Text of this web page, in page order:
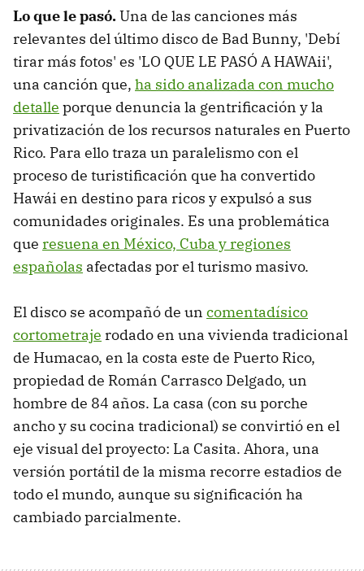
Lo que le pasó.Una de las canciones más
relevantes del último disco de Bad Bunny, 'Debí
tirar más fotos' es 'LO QUE LE PASÓ A HAWAii',
una canción que, ha sido analizada con mucho
detalle porque denuncia la gentrificación y la
privatización de los recursos naturales en Puerto
Rico. Para ello traza un paralelismo con el
proceso de turistificación que ha convertido
Hawái en destino para ricos y expulsó a sus
comunidades originales. Es una problemática
que resuena en México, Cuba y regiones
españolas afectadas por el turismo masivo.
El disco se acompañó de un comentadísico
cortometraje rodado en una vivienda tradicional
de Humacao, en la costa este de Puerto Rico,
propiedad de Román Carrasco Delgado, un
hombre de 84 años. La casa (con su porche
ancho y su cocina tradicional) se convirtió en el
eje visual del proyecto: La Casita. Ahora, una
versión portátil de la misma recorre estadios de
todo el mundo, aunque su significación ha
cambiado parcialmente.